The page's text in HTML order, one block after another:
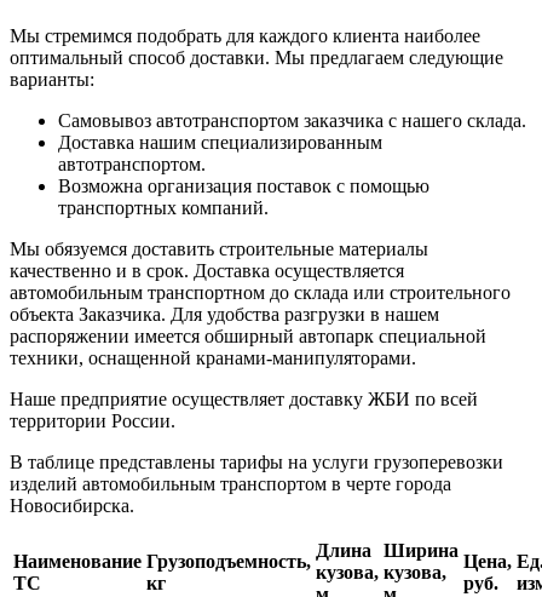
Мы стремимся подобрать для каждого клиента наиболее
оптимальный способ доставки. Мы предлагаем следующие
варианты:
Самовывоз автотранспортом заказчика с нашего склада.
Доставка нашим специализированным
автотранспортом.
Возможна организация поставок с помощью
транспортных компаний.
Мы обязуемся доставить строительные материалы
качественно и в срок. Доставка осуществляется
автомобильным транспортном до склада или строительного
объекта Заказчика. Для удобства разгрузки в нашем
распоряжении имеется обширный автопарк специальной
техники, оснащенной кранами-манипуляторами.
Наше предприятие осуществляет доставку ЖБИ по всей
территории России.
В таблице представлены тарифы на услуги грузоперевозки
изделий автомобильным транспортом в черте города
Новосибирска.
Наименование
ТС
Грузоподъемность,
кг
Длина
кузова,
Ширина
кузова,
Цена,
руб.